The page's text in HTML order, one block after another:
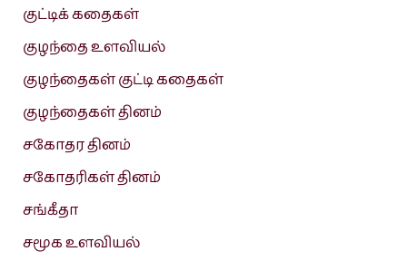
குட்டிக் கதைகள்
குழந்தை உளவியல்
குழந்தைகள் குட்டி கதைகள்
குழந்தைகள் தினம்
சகோதர தினம்
சகோதரிகள் தினம்
சங்கீதா
சமூக உளவியல்